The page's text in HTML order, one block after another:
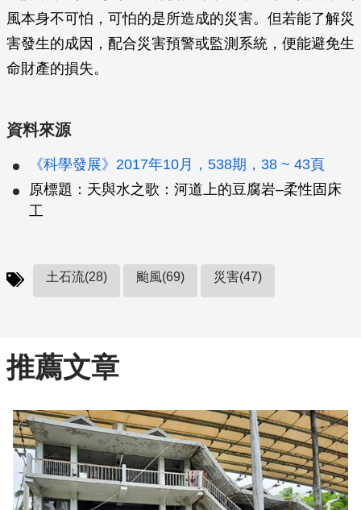
風本身不可怕，可怕的是所造成的災害。但若能了解災
害發生的成因，配合災害預警或監測系統，便能避免生
命財產的損失。
資料來源
《科學發展》2017年10月，538期，38 ~ 43頁
原標題：天與水之歌：河道上的豆腐岩–柔性固床
工
土石流(28) 颱風(69) 災害(47)
推薦文章